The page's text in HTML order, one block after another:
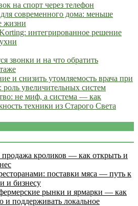
на спорт через телефон
современного дома: меньше
жизни
интегрированное решение
звонки и на что обратить
и снизить утомляемость врача при
роль увеличительных систем
не миф, а система — как
техники из Старого Света
продажа кроликов — как открыть и
поставки мяса — путь к
и бизнесу
рынки и ярмарки — как
и поддерживать локальное